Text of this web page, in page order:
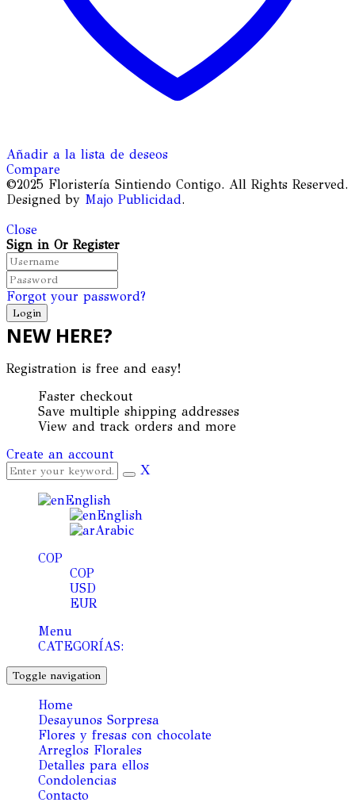
Añadir a la lista de deseos
Compare
©2025 Floristería Sintiendo Contigo. All Rights Reserved.
Designed by Majo Publicidad.
Close
Sign in Or Register
Forgot your password?
NEW HERE?
Registration is free and easy!
Faster checkout
Save multiple shipping addresses
View and track orders and more
Create an account
X
English
English
Arabic
COP
COP
USD
EUR
Menu
CATEGORÍAS:
Toggle navigation
Home
Desayunos Sorpresa
Flores y fresas con chocolate
Arreglos Florales
Detalles para ellos
Condolencias
Contacto